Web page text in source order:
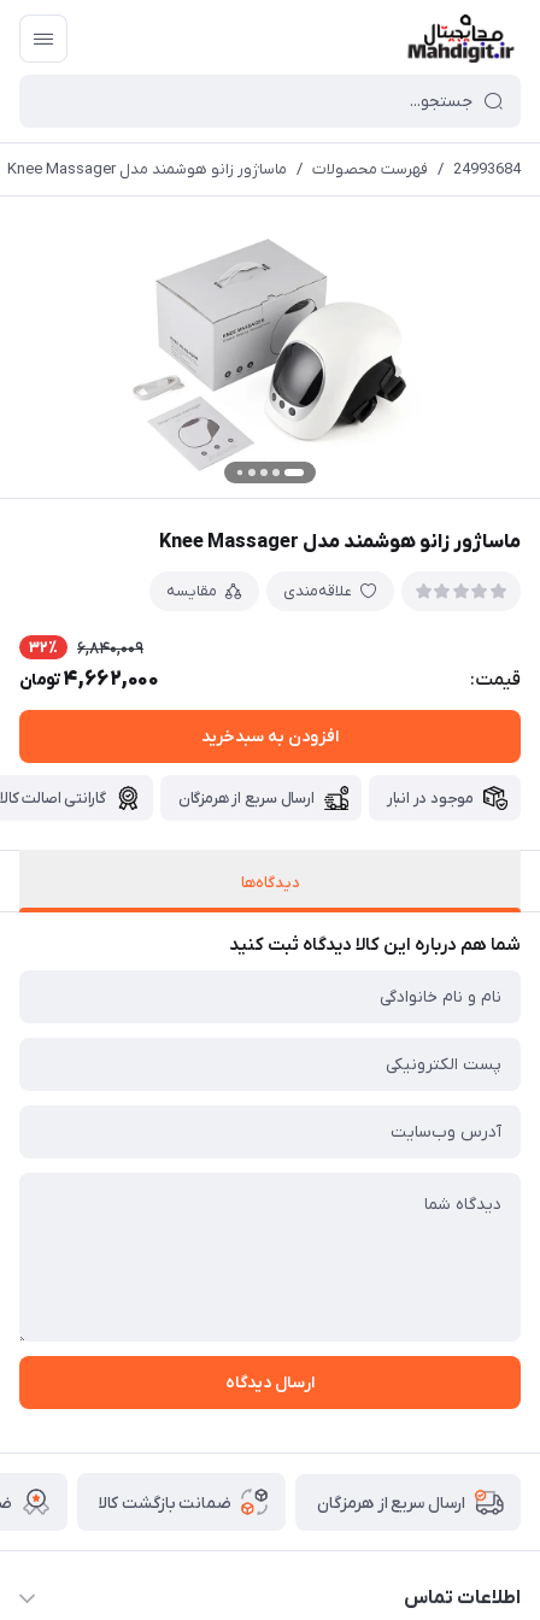
24993684
/ فهرست محصولات / ماساژور زانو هوشمند مدل Knee Massager
ماساژور زانو هوشمند مدل Knee Massager
علاقه‌مندی مقایسه
قیمت:
6,840,009 32٪
4,662,000تومان
افزودن به سبدخرید
موجود در انبار ارسال سریع از هرمزگان گارانتی اصالت کالا
دیدگاه‌ها
شما هم درباره این کالا دیدگاه ثبت کنید
ارسال دیدگاه
ارسال سریع از هرمزگان ضمانت بازگشت کالا
اطلاعات تماس